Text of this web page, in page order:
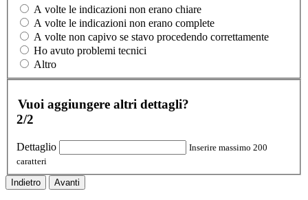
A volte le indicazioni non erano chiare
A volte le indicazioni non erano complete
A volte non capivo se stavo procedendo correttamente
Ho avuto problemi tecnici
Altro
Vuoi aggiungere altri dettagli?
2/2
Dettaglio
Inserire massimo 200
caratteri
Indietro Avanti